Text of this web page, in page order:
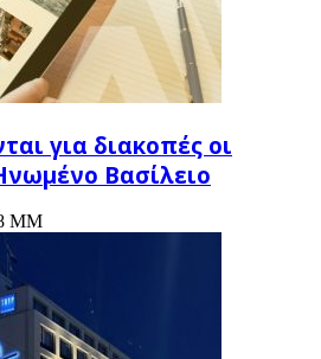
για διακοπές οι
Βασίλειο
ΜΜ